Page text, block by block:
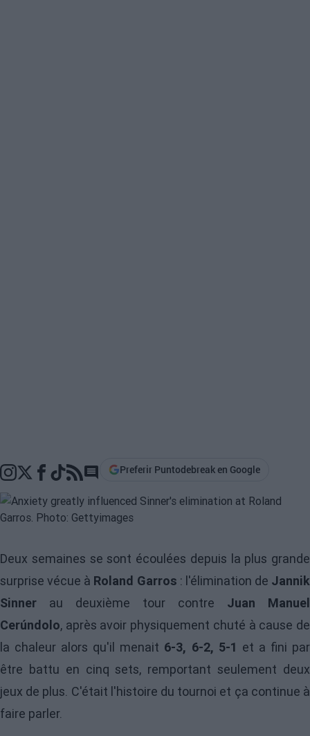
Go to comments section
Preferir Puntodebreak en Google
Deux semaines se sont écoulées depuis la plus grande
surprise vécue à Roland Garros : l'élimination de Jannik
Sinner au deuxième tour contre Juan Manuel
Cerúndolo, après avoir physiquement chuté à cause de
la chaleur alors qu'il menait 6-3, 6-2, 5-1 et a fini par
être battu en cinq sets, remportant seulement deux
jeux de plus. C'était l'histoire du tournoi et ça continue à
faire parler.